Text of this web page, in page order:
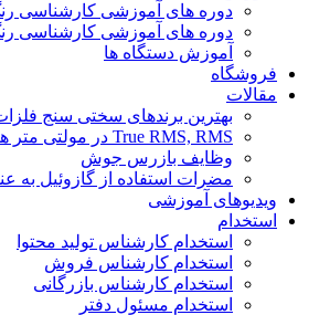
دوره های آموزشی کارشناسی
دوره های آموزشی کارشناسی
آموزش دستگاه ها
فروشگاه
مقالات
بهترین برندهای سختی سنج
True RMS, RMS در مولتی متر ها چیست؟
وظایف بازرس جوش
مضرات استفاده از گازوئیل به
ویدیوهای آموزشی
استخدام
استخدام کارشناس تولید محتوا
استخدام کارشناس فروش
استخدام کارشناس بازرگانی
استخدام مسئول دفتر